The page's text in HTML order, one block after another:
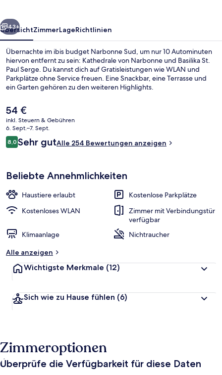
Weiter
43+
ÜbersichtZimmerLageRichtlinien
Übernachte im ibis budget Narbonne Sud, um nur 10 Autominuten
hiervon entfernt zu sein: Kathedrale von Narbonne und Basilika St.
Paul Serge. Du kannst dich auf Gratisleistungen wie WLAN und
Parkplätze ohne Service freuen. Eine Snackbar, eine Terrasse und
ein Garten gehören zu den weiteren Highlights.
Der
aktuelle
Preis
beträgt
54 €.
54 €
inkl. Steuern & Gebühren
6. Sept.–7. Sept.
Bewertungen
8,08,0 von 10.
Sehr gutAlle 254 Bewertungen anzeigen
Beliebte Annehmlichkeiten
Haustiere erlaubt
Kostenlose Parkplätze
Kostenloses WLAN
Zimmer mit Verbindungstür
verfügbar
Klimaanlage
Nichtraucher
Alle anzeigen
Wichtigste Merkmale (12)
Sich wie zu Hause fühlen (6)
Zimmeroptionen
Überprüfe die Verfügbarkeit für diese Daten